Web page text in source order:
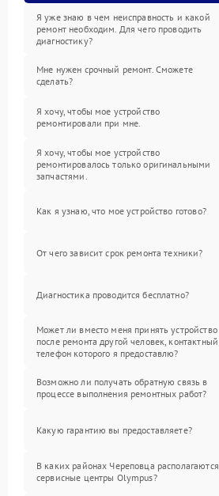
Я уже знаю в чем неисправность и какой
ремонт необходим. Для чего проводить
диагностику?
Мне нужен срочный ремонт. Сможете
сделать?
Я хочу, чтобы мое устройство
ремонтировали при мне.
Я хочу, чтобы мое устройство
ремонтировалось только оригинальными
запчастями.
Как я узнаю, что мое устройство готово?
От чего зависит срок ремонта техники?
Диагностика проводится бесплатно?
Может ли вместо меня принять устройство
после ремонта другой человек, контактный
телефон которого я предоставлю?
Возможно ли получать обратную связь в
процессе выполнения ремонтных работ?
Какую гарантию вы предоставляете?
В каких районах Череповца располагаются
сервисные центры Olympus?